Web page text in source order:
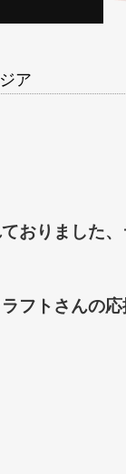
ア
おりました
フトさんの応